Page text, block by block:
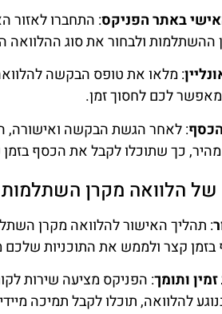
באתר הפניקס: התחברו לאזור
ההשתלמות ולבחור את סוג ההלוואה
: מלאו את טופס הבקשה להלוואה
לכם לחסוך זמן.
: לאחר הגשת הבקשה ואישורה,
כך שתוכלו לקבל את הכסף בזמן
של הלוואה מקרן
: תהליך האישור להלוואה מקרן
קצר ולממש את התוכניות שלכם
ותומך: הפניקס מציעה שירות
להלוואה, תוכלו לקבל תמיכה